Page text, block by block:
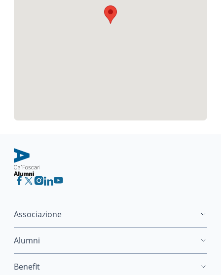
Associazione
Alumni
Benefit